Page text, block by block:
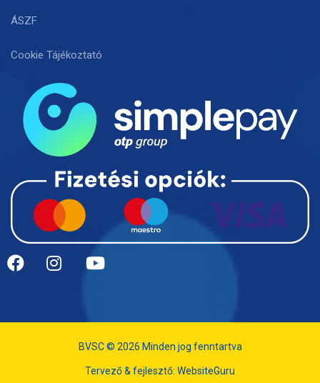
ÁSZF
Cookie Tájékoztató
BVSC © 2026 Minden jog fenntartva
Tervező & fejlesztő: WebsiteGuru